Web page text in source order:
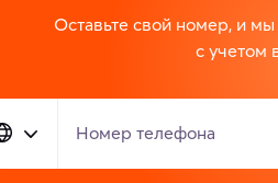
Оставьте свой номер, и
с учетом
Номер телефона